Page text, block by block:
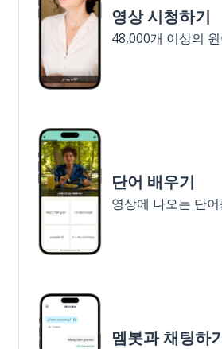
영상 시청하기
48,000개 이상의
단어 배우기
영상에 나오는 단
멤봇과 채팅하